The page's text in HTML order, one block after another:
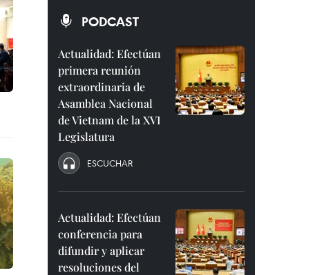
PODCAST
Actualidad: Efectúan
primera reunión
extraordinaria de
Asamblea Nacional
de Vietnam de la XVI
Legislatura
ESCUCHAR
Actualidad: Efectúan
conferencia para
difundir y aplicar
resoluciones del